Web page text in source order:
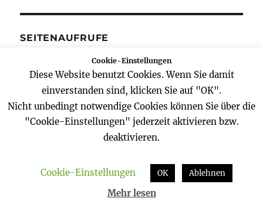
SEITENAUFRUFE
BESUCHEN SIE AUCH MEINE WEBSITE
Cookie-Einstellungen
Diese Website benutzt Cookies. Wenn Sie damit
einverstanden sind, klicken Sie auf "OK".
Nicht unbedingt notwendige Cookies können Sie über die
"Cookie-Einstellungen" jederzeit aktivieren bzw.
deaktivieren.
Cookie-Einstellungen OK Ablehnen
Mehr lesen